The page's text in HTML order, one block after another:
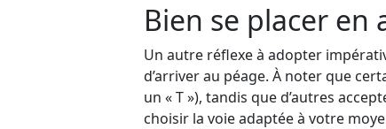
Bien se placer
Un autre réflexe à adopter
d’arriver au péage. À noter que
un « T »), tandis que d’autres
choisir la voie adaptée à votre